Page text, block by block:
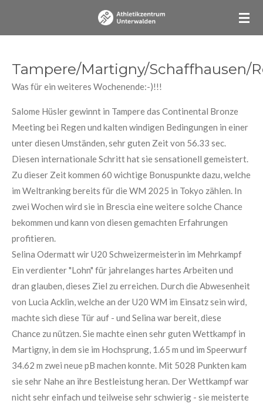
Tampere/Martigny/Schaffhausen/
Was für ein weiteres Wochenende:-)!!!
Salome Hüsler gewinnt in Tampere das Continental Bronze
Meeting bei Regen und kalten windigen Bedingungen in einer
unter diesen Umständen, sehr guten Zeit von 56.33 sec.
Diesen internationale Schritt hat sie sensationell gemeistert.
Zu dieser Zeit kommen 60 wichtige Bonuspunkte dazu, welche
im Weltranking bereits für die WM 2025 in Tokyo zählen. In
zwei Wochen wird sie in Brescia eine weitere solcheChance
bekommen und kann von diesen gemachten Erfahrungen
profitieren.
Selina Odermatt wir U20 Schweizermeisterin im Mehrkampf
Ein verdienter "Lohn" für jahrelanges hartes Arbeiten und
dran glauben, dieses Ziel zu erreichen. Durch die Abwesenheit
von Lucia Acklin, welche an der U20 WM im Einsatz sein wird,
machte sich diese Tür auf - und Selina war bereit, diese
Chance zu nützen. Sie machte einen sehr guten Wettkampf in
Martigny, in dem sie im Hochsprung, 1.65 m und im Speerwurf
34.62 m zwei neue pB machen konnte. Mit 5028 Punkten kam
sie sehr Nahe an ihre Bestleistung heran. Der Wettkampf war
nicht sehr einfach und teilweise sehr schwierig - sie meisterte